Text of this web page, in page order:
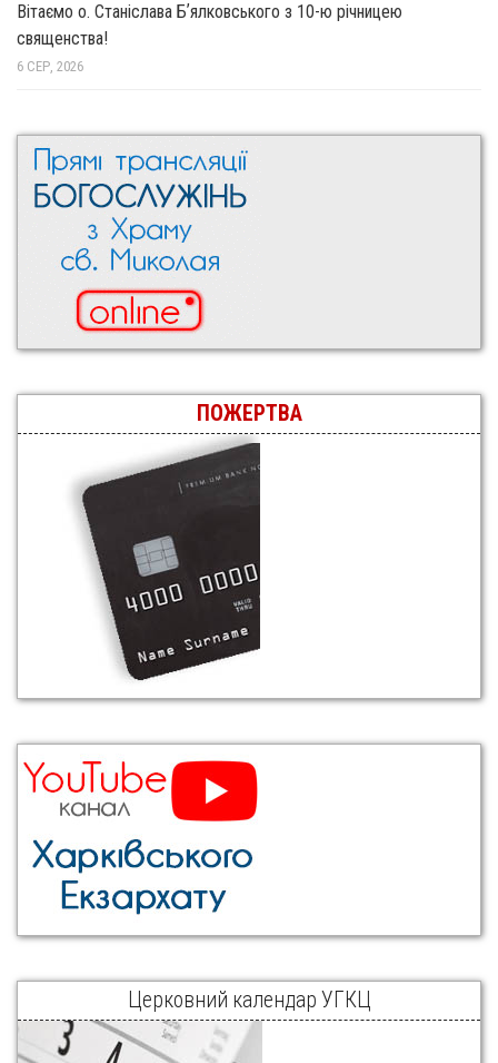
Вітаємо о. Станіслава Бʼялковського з 10-ю річницею
священства!
6 СЕР, 2026
ПОЖЕРТВА
Церковний календар УГКЦ